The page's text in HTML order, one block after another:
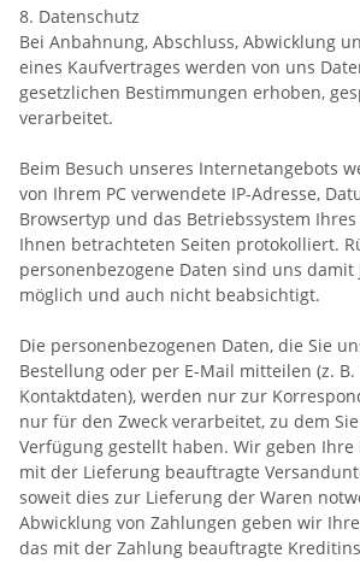
8. Datenschutz
Bei Anbahnung, Abschluss, Abwicklung
eines Kaufvertrages werden von uns
gesetzlichen Bestimmungen erhoben,
verarbeitet.
Beim Besuch unseres Internetangebots
von Ihrem PC verwendete IP-Adresse,
Browsertyp und das Betriebssystem Ihres
Ihnen betrachteten Seiten protokolliert.
personenbezogene Daten sind uns
möglich und auch nicht beabsichtigt.
Die personenbezogenen Daten, die Sie
Bestellung oder per E-Mail mitteilen (z.
Kontaktdaten), werden nur zur
nur für den Zweck verarbeitet, zu dem
Verfügung gestellt haben. Wir geben Ihre
mit der Lieferung beauftragte
soweit dies zur Lieferung der Waren
Abwicklung von Zahlungen geben wir
das mit der Zahlung beauftragte